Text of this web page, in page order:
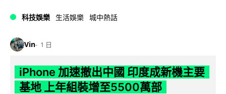
科技娛樂 生活娛樂 城中熱話
Vin 1 日
iPhone 加速撤出中國 印度成新機主要
基地 上年組裝增至5500萬部